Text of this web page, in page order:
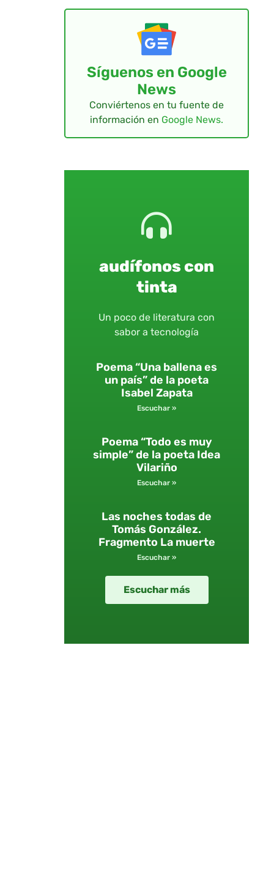
Síguenos en Google
News
Conviértenos en tu fuente de
información en Google News.
audífonos con
tinta
Un poco de literatura con
sabor a tecnología
Poema “Una ballena es
un país” de la poeta
Isabel Zapata
Escuchar »
Poema “Todo es muy
simple” de la poeta Idea
Vilariño
Escuchar »
Las noches todas de
Tomás González.
Fragmento La muerte
Escuchar »
Escuchar más